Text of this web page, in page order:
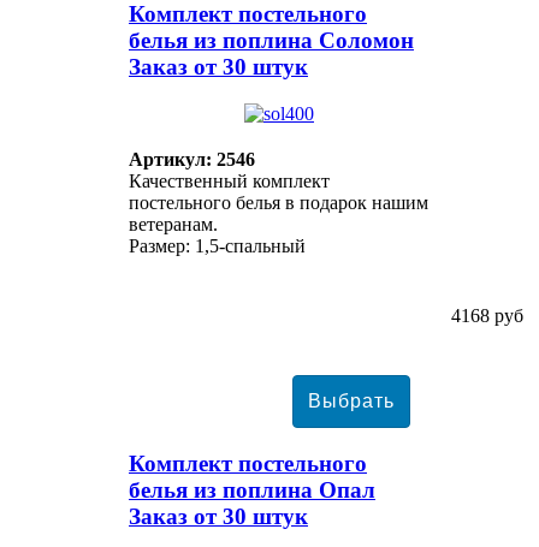
Комплект постельного
белья из поплина Соломон
Заказ от 30 штук
Артикул: 2546
Качественный комплект
постельного белья в подарок нашим
ветеранам.
Размер: 1,5-спальный
4168 руб
Комплект постельного
белья из поплина Опал
Заказ от 30 штук